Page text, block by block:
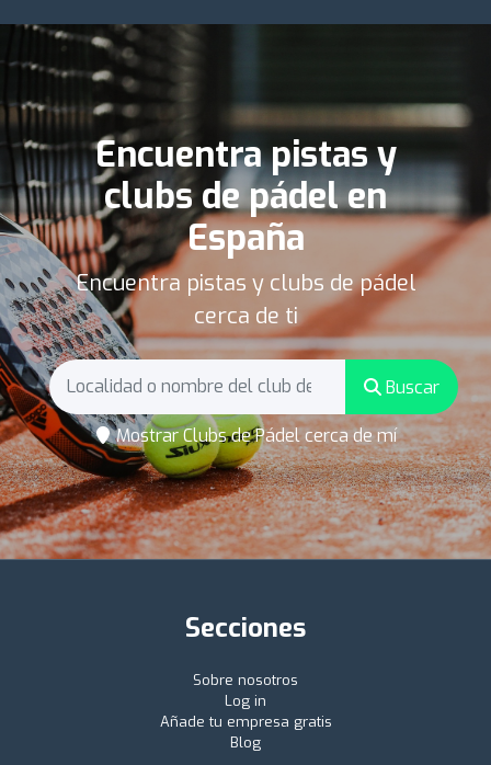
Encuentra pistas y
clubs de pádel en
España
Encuentra pistas y clubs de pádel
cerca de ti
Buscar
Mostrar Clubs de Pádel cerca de mí
Secciones
Sobre nosotros
Log in
Añade tu empresa gratis
Blog